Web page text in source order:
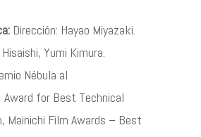
Dirección: Hayao Miyazaki.
Yumi Kimura.
Nébula al
Award for Best Technical
Mainichi Film Awards – Best